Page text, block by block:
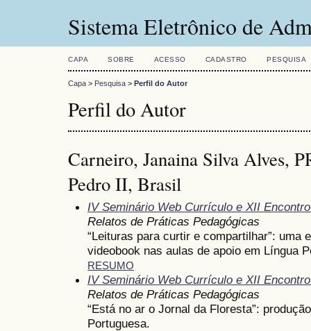
Sistema Eletrônico de
CAPA SOBRE ACESSO CADASTRO PESQUISA
Capa > Pesquisa > Perfil do Autor
Perfil do Autor
Carneiro, Janaina Silva Alves,
Pedro II, Brasil
IV Seminário Web Currículo e XII
Relatos de Práticas Pedagógicas
“Leituras para curtir e compartilhar”: uma
videobook nas aulas de apoio em Língua
RESUMO
IV Seminário Web Currículo e XII
Relatos de Práticas Pedagógicas
“Está no ar o Jornal da Floresta”:
Portuguesa.